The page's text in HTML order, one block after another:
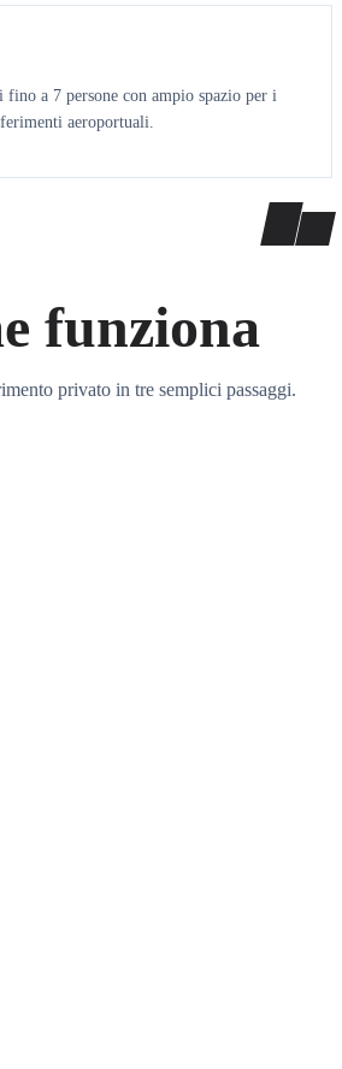
a 7 persone con ampio spazio per i
aeroportuali.
funziona
privato in tre semplici passaggi.